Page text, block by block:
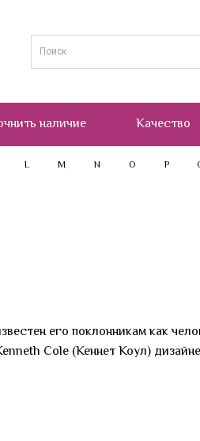
наличие Качество
L M N O P
его поклонникам как
Cole (Кеннет Коул)